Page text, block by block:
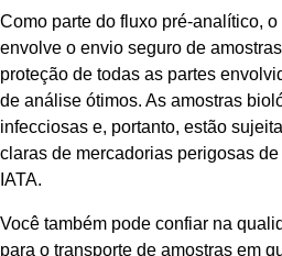
Como parte do fluxo pré-analítico,
envolve o envio seguro de
proteção de todas as partes
de análise ótimos. As amostras
infecciosas e, portanto, estão
claras de mercadorias perigosas
IATA.
Você também pode confiar na
para o transporte de amostras em